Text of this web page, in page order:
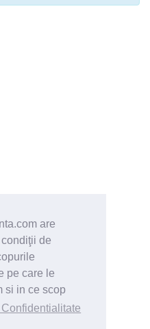
are
de
pe care le
si in ce scop